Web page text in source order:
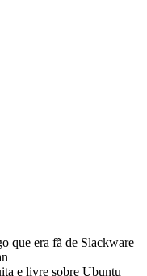
que era fã de Slackware
e livre sobre Ubuntu